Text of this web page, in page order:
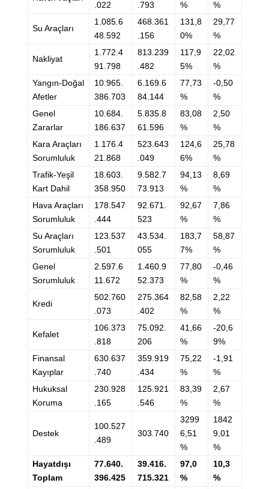
.022 .793 % %
Su Araçları
1.085.6
48.592
468.361
.156
131,8
0%
29,77
%
Nakliyat
1.772.4
91.798
813.239
.482
117,9
5%
22,02
%
Yangın-Doğal
Afetler
10.965.
386.703
6.169.6
84.144
77,73
%
-0,50
%
Genel
Zararlar
10.684.
186.637
5.835.8
61.596
83,08
%
2,50
%
Kara Araçları
Sorumluluk
1.176.4
21.868
523.643
.049
124,6
6%
25,78
%
Trafik-Yeşil
Kart Dahil
18.603.
358.950
9.582.7
73.913
94,13
%
8,69
%
Hava Araçları
Sorumluluk
178.547
.444
92.671.
523
92,67
%
7,86
%
Su Araçları
Sorumluluk
123.537
.501
43.534.
055
183,7
7%
58,87
%
Genel
Sorumluluk
2.597.6
11.672
1.460.9
52.373
77,80
%
-0,46
%
Kredi
502.760
.073
275.364
.402
82,58
%
2,22
%
Kefalet
106.373
.818
75.092.
206
41,66
%
-20,6
9%
Finansal
Kayıplar
630.637
.740
359.919
.434
75,22
%
-1,91
%
Hukuksal
Koruma
230.928
.165
125.921
.546
83,39
%
2,67
%
Destek
100.527
.489
303.740
3299
6,51
%
1842
9,01
%
Hayatdışı
Toplam
77.640.
396.425
39.416.
715.321
97,0
%
10,3
%